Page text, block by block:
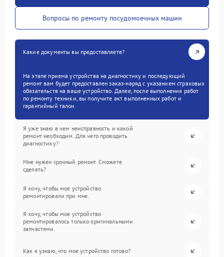
Вопросы по ремонту посудомоечных машин
Какие документы вы предоставляете?
На этапе приема устройства на диагностику и последующий
ремонт вам будет предоставлен заказ-наряд с указанием страховых
обязательств на ваше устройство. Далее, после выполнения работ
по ремонту техники, вы получите акт выполненных работ и
гарантийный талон.
Я уже знаю в чем неисправность и какой
ремонт необходим. Для чего проводить
диагностику?
Мне нужен срочный ремонт. Сможете
сделать?
Я хочу, чтобы мое устройство
ремонтировали при мне.
Я хочу, чтобы мое устройство
ремонтировалось только оригинальными
запчастями.
Как я узнаю, что мое устройство готово?